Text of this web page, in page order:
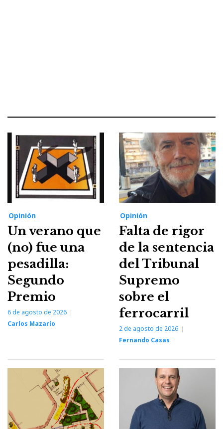
Opinión
Un verano que
(no) fue una
pesadilla:
Segundo
Premio
6 de agosto de 2026
Carlos Mazarío
Opinión
Falta de rigor
de la sentencia
del Tribunal
Supremo
sobre el
ferrocarril
2 de agosto de 2026
Fernando Casas